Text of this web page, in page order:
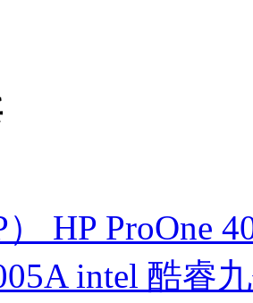
HP ProOne
intel 酷睿